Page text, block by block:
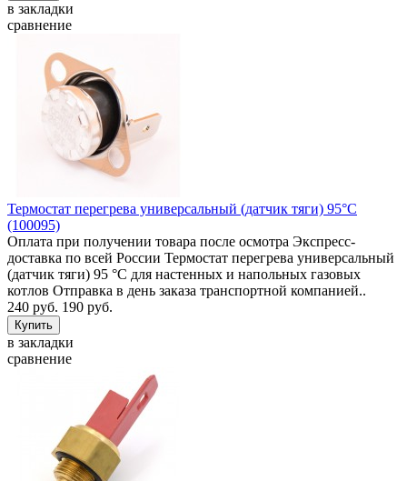
в закладки
сравнение
Термостат перегрева универсальный (датчик тяги) 95°C
(100095)
Оплата при получении товара после осмотра Экспресс-
доставка по всей России Термостат перегрева универсальный
(датчик тяги) 95 °C для настенных и напольных газовых
котлов Отправка в день заказа транспортной компанией..
240 руб. 190 руб.
в закладки
сравнение